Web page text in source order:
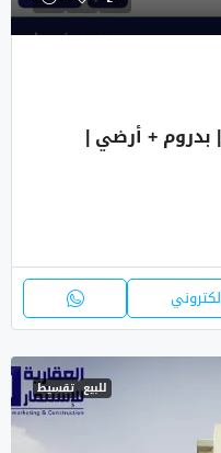
بدروم + أرضي |
للبيع تقسيط